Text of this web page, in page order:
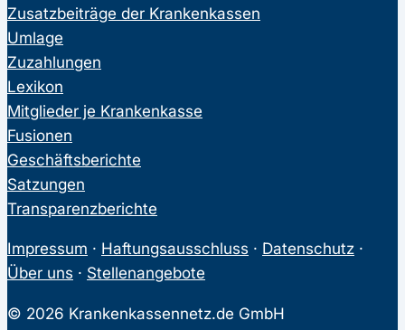
Zusatzbeiträge der Krankenkassen
Umlage
Zuzahlungen
Lexikon
Mitglieder je Krankenkasse
Fusionen
Geschäftsberichte
Satzungen
Transparenzberichte
Impressum · Haftungsausschluss · Datenschutz ·
Über uns · Stellenangebote
© 2026 Krankenkassennetz.de GmbH